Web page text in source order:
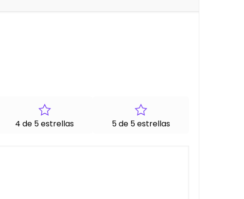
4 de 5 estrellas 5 de 5 estrellas